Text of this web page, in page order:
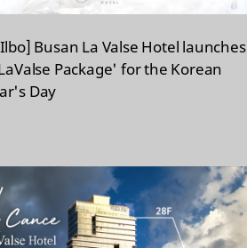
Busan La Valse Hotel launches
Package' for the Korean
Day